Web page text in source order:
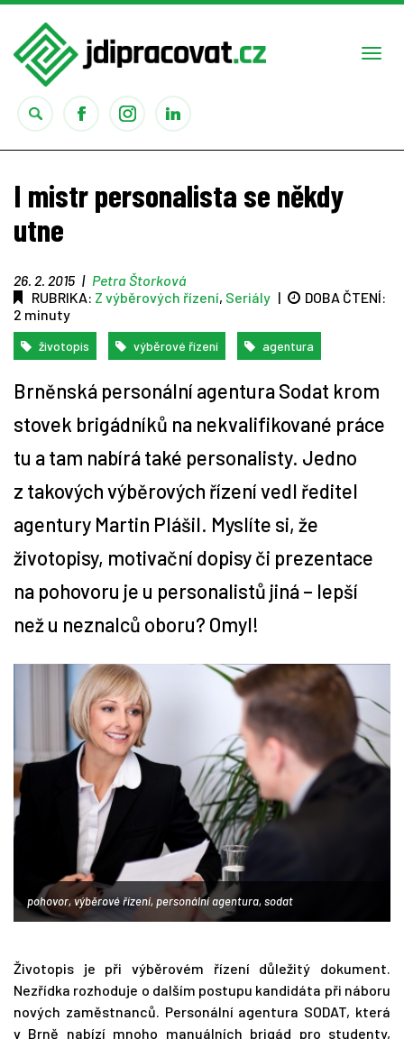
Obory
Rady
Reality show
Seriály
Tipy
Časopis
Soutěže
I mistr personalista se někdy
utne
26. 2. 2015 | Petra Štorková
RUBRIKA: Z výběrových řízení, Seriály |
DOBA ČTENÍ:
2 minuty
životopis výběrové řízení agentura
Brněnská personální agentura Sodat krom
stovek brigádníků na nekvalifikované práce
tu a tam nabírá také personalisty. Jedno
z takových výběrových řízení vedl ředitel
agentury Martin Plášil. Myslíte si, že
životopisy, motivační dopisy či prezentace
na pohovoru je u personalistů jiná – lepší
než u neznalců oboru? Omyl!
pohovor, výběrové řízení, personální agentura, sodat
Životopis je při výběrovém řízení důležitý dokument.
Nezřídka rozhoduje o dalším postupu kandidáta při náboru
nových zaměstnanců. Personální agentura SODAT, která
v Brně nabízí mnoho manuálních brigád pro studenty,